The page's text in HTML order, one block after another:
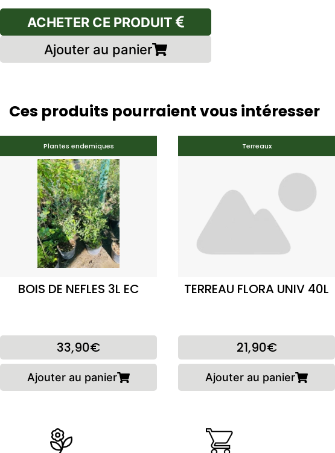
ACHETER CE PRODUIT
Ajouter au panier
Ces produits pourraient vous intéresser
Plantes endemiques
BOIS DE NEFLES 3L EC
33,90€
Ajouter au panier
Terreaux
TERREAU FLORA UNIV 40L
21,90€
Ajouter au panier